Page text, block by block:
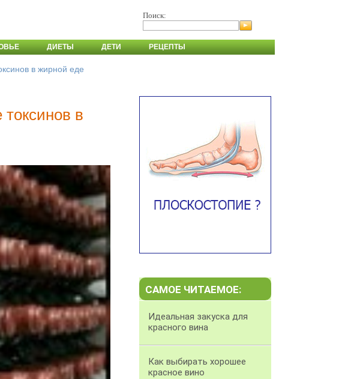
Поиск:
ДИЕТЫ ДЕТИ РЕЦЕПТЫ
в жирной еде
в
САМОЕ ЧИТАЕМОЕ:
Идеальная закуска для
красного вина
Как выбирать хорошее
красное вино